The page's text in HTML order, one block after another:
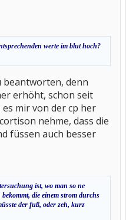
werte im blut hoch?
beantworten, denn
erhöht, schon seit
mir von der cp her
nehme, dass die
füssen auch besser
ist, wo man so ne
die einem strom durchs
der fuß, oder zeh, kurz